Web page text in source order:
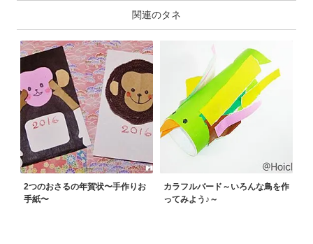
関連のタネ
2つのおさるの年賀状〜手作りお
手紙〜
カラフルバード～いろんな鳥を作
ってみよう♪～